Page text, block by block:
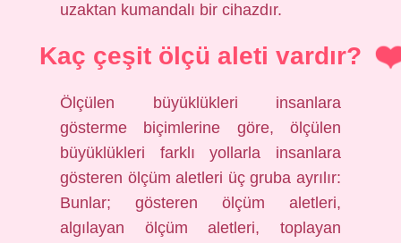
uzaktan kumandalı bir cihazdır.
Kaç çeşit ölçü aleti vardır?
Ölçülen büyüklükleri insanlara
gösterme biçimlerine göre, ölçülen
büyüklükleri farklı yollarla insanlara
gösteren ölçüm aletleri üç gruba ayrılır:
Bunlar; gösteren ölçüm aletleri,
algılayan ölçüm aletleri, toplayan